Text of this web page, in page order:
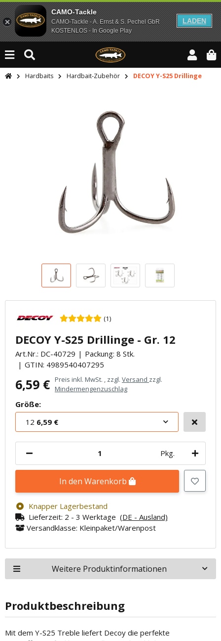
CAMO-Tackle
CAMO-Tackle - A. Ernst & S. Pechel GbR
KOSTENLOS - In Google Play
LADEN
Hardbaits Hardbait-Zubehör DECOY Y-S25 Drillinge
(1)
DECOY Y-S25 Drillinge - Gr. 12
Art.Nr.: DC-40729
Packung: 8 Stk.
GTIN: 4989540407295
6,59 € Preis inkl. MwSt. , zzgl. Versand zzgl.
Mindermengenzuschlag
Größe:
12 6,59 €
Pkg.
In den Warenkorb
Knapper Lagerbestand
Lieferzeit: 2 - 3 Werktage (DE - Ausland)
Versandklasse: Kleinpaket/Warenpost
Weitere Produktinformationen
Produktbeschreibung
Mit dem Y-S25 Treble liefert Decoy die perfekte